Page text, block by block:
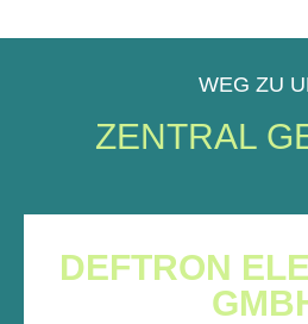
WEG ZU
ZENTRAL
DEFTRON